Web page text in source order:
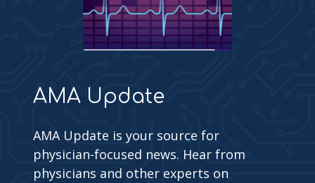
AMA Update
AMA Update is your source for
physician-focused news. Hear from
physicians and other experts on